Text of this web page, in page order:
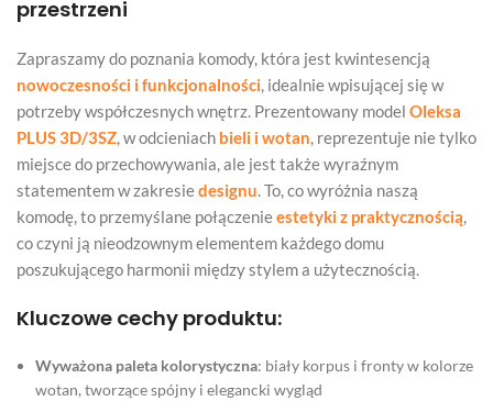
przestrzeni
Zapraszamy do poznania komody, która jest kwintesencją
nowoczesności i funkcjonalności, idealnie wpisującej się w
potrzeby współczesnych wnętrz. Prezentowany model Oleksa
PLUS 3D/3SZ, w odcieniach bieli i wotan, reprezentuje nie tylko
miejsce do przechowywania, ale jest także wyraźnym
statementem w zakresiedesignu. To, co wyróżnia naszą
komodę, to przemyślane połączenieestetyki z praktycznością,
co czyni ją nieodzownym elementem każdego domu
poszukującego harmonii między stylem a użytecznością.
Kluczowe cechy produktu:
Wyważona paleta kolorystyczna: biały korpus i fronty w kolorze
wotan, tworzące spójny i elegancki wygląd